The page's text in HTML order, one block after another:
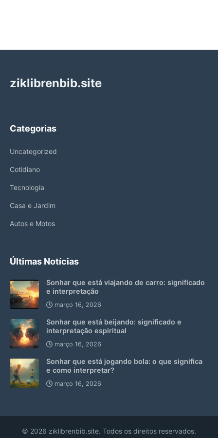
ziklibrenbib.site
Categorias
Uncategorized
Cotidiano
Tecnologia
Casa e Jardim
Autos e Motos
Últimas Notícias
Sonhar que está viajando de carro: significado
e interpretação
março 16, 2026
Sonhar que está beijando: significado e
interpretação espiritual
março 16, 2026
Sonhar que está jogando bola: o que significa
e como interpretar?
março 16, 2026
© 2026 ziklibrenbib.site. Todos os direitos reservados.